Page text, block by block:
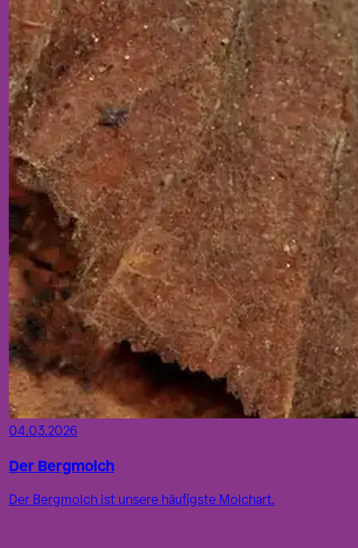
04.03.2026
Der Bergmolch
Der Bergmolch ist unsere häufigste Molchart.